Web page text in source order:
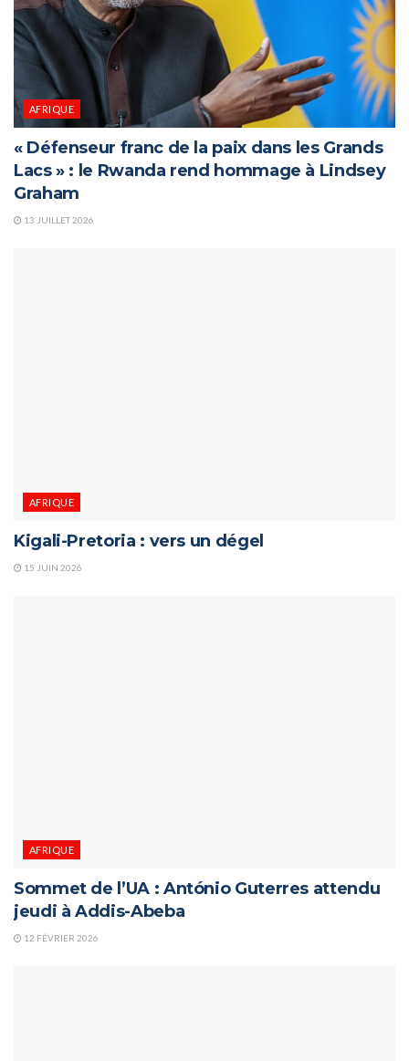
AFRIQUE
« Défenseur franc de la paix dans les Grands
Lacs » : le Rwanda rend hommage à Lindsey
Graham
13 JUILLET 2026
AFRIQUE
Kigali-Pretoria : vers un dégel
15 JUIN 2026
AFRIQUE
Sommet de l’UA : António Guterres attendu
jeudi à Addis-Abeba
12 FÉVRIER 2026